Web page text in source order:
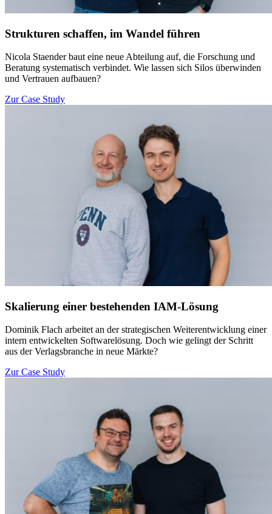
Strukturen schaffen, im Wandel führen
Nicola Staender baut eine neue Abteilung auf, die Forschung und
Beratung systematisch verbindet. Wie lassen sich Silos überwinden
und Vertrauen aufbauen?
Zur Case Study
Skalierung einer bestehenden IAM-Lösung
Dominik Flach arbeitet an der strategischen Weiterentwicklung einer
intern entwickelten Softwarelösung. Doch wie gelingt der Schritt
aus der Verlagsbranche in neue Märkte?
Zur Case Study